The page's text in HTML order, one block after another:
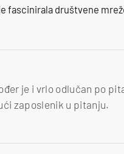
fascinirala društvene
je i vrlo odlučan po
zaposlenik u pitanju.